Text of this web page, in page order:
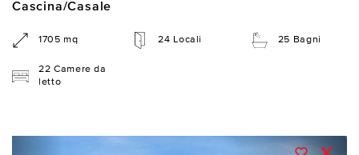
Cascina/Casale
1705 mq 24 Locali 25 Bagni
22 Camere da
letto